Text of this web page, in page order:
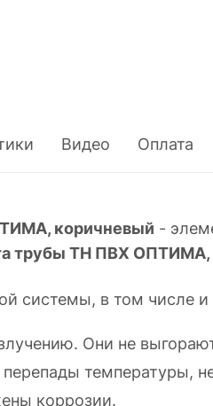
Видео Оплата
коричневый -
трубы ТН ПВХ ОПТИМА,
системы, в том числе
Они не
температуры,
коррозии.